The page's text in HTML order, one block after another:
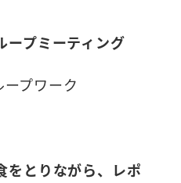
プミーティング
プワーク
とりながら、レポ